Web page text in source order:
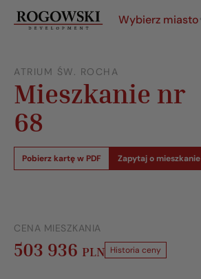
Wybierz miasto
ATRIUM ŚW. ROCHA
Mieszkanie nr
68
Pobierz kartę w PDF Zapytaj o mieszkanie
CENA MIESZKANIA
503 936 PLN Historia ceny